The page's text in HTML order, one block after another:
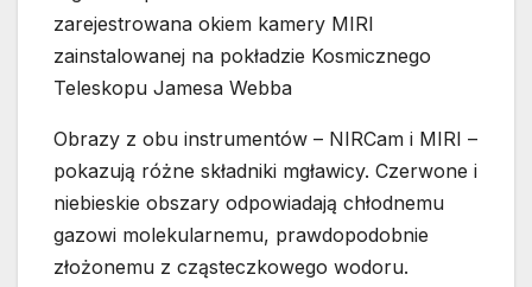
zarejestrowana okiem kamery MIRI
zainstalowanej na pokładzie Kosmicznego
Teleskopu Jamesa Webba
Obrazy z obu instrumentów – NIRCam i MIRI –
pokazują różne składniki mgławicy. Czerwone i
niebieskie obszary odpowiadają chłodnemu
gazowi molekularnemu, prawdopodobnie
złożonemu z cząsteczkowego wodoru.